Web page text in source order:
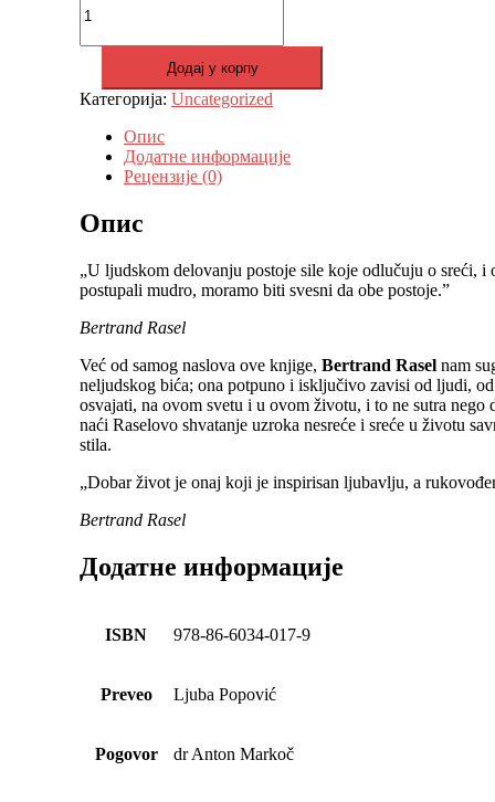
sreće
количина
Додај у корпу
Категорија: Uncategorized
Опис
Додатне информације
Рецензије (0)
Опис
„U ljudskom delovanju postoje sile koje odlučuju o sreći,
postupali mudro, moramo biti svesni da obe postoje.”
Bertrand Rasel
Već od samog naslova ove knjige, Bertrand Rasel nam
neljudskog bića; ona potpuno i isključivo zavisi od ljudi,
osvajati, na ovom svetu i u ovom životu, i to ne sutra
naći Raselovo shvatanje uzroka nesreće i sreće u životu
stila.
„Dobar život je onaj koji je inspirisan ljubavlju, a
Bertrand Rasel
Додатне информације
ISBN 978-86-6034-017-9
Preveo Ljuba Popović
Pogovor dr Anton Markoč